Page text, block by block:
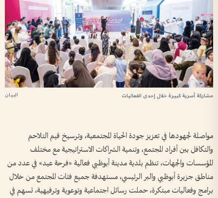
البيان مشاركة أسرية كبيرة خلال إحدى الفعاليات
مواصلة لجهودها في تعزيز جودة الحياة المجتمعية، وترسيخ قيم التلاحم
والتكافل بين أفراد المجتمع، وتنمية الشراكات الاستراتيجية مع مختلف
المؤسسات والجهات، تنظم بلدية مدينة أبوظبي فعالية «فرحة عيد» في عدد من
مناطق جزيرة أبوظبي والبر الرئيسي، مستهدفة جميع فئات المجتمع من خلال
برامج وفعاليات مبتكرة، حملت رسائل اجتماعية وتوعوية وترفيهية، تسهم في